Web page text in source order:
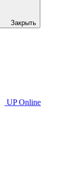
Закрыть
UP Online